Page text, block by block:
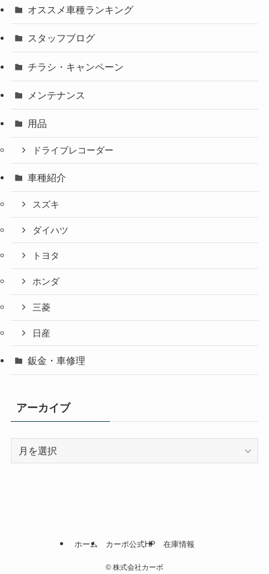
オススメ車種ランキング
スタッフブログ
チラシ・キャンペーン
メンテナンス
用品
ドライブレコーダー
車種紹介
スズキ
ダイハツ
トヨタ
ホンダ
三菱
日産
鈑金・車修理
アーカイブ
ホーム カーボ公式HP 在庫情報
© 株式会社カーボ